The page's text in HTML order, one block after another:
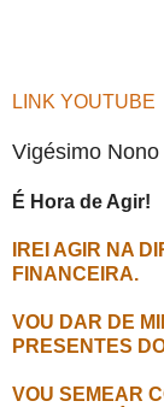
LINK YOUTUBE
Vigésimo Nono
É Hora de Agir!
IREI AGIR NA
FINANCEIRA.
VOU DAR DE
PRESENTES
VOU SEMEAR